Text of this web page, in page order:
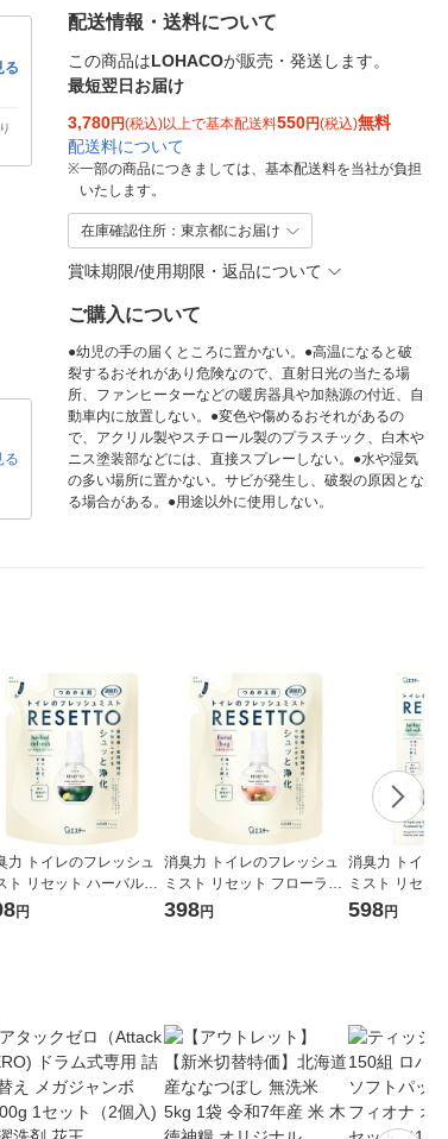
る
る
配送情報・送料について
この商品はLOHACOが販売・発送します。
最短翌日お届け
3,780円(税込)以上で基本配送料550円(税込)無料
配送料について
※一部の商品につきましては、基本配送料を当社が負担
いたします。
在庫確認住所：東京都にお届け
賞味期限/使用期限・返品について
ご購入について
●幼児の手の届くところに置かない。●高温になると破
裂するおそれがあり危険なので、直射日光の当たる場
所、ファンヒーターなどの暖房器具や加熱源の付近、自
動車内に放置しない。●変色や傷めるおそれがあるの
で、アクリル製やスチロール製のプラスチック、白木や
ニス塗装部などには、直接スプレーしない。●水や湿気
の多い場所に置かない。サビが発生し、破裂の原因とな
る場合がある。●用途以外に使用しない。
力 トイレのフレッシュ
ト リセット ハーバルリ
ッシュ 詰め替え 50mL 1
円
消臭力 トイレのフレッシュ
ミスト リセット フローラル
ハグ 詰め替え 50mL 1個 エ
398円
消臭力 トイレ
ミスト リセッ
フレッシュ 本
598円